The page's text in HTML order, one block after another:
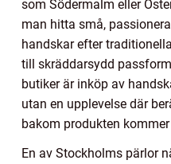
som Södermalm eller
man hitta små,
handskar efter
till skräddarsydd
butiker är inköp av
utan en upplevelse där
bakom produkten
En av Stockholms pärlor